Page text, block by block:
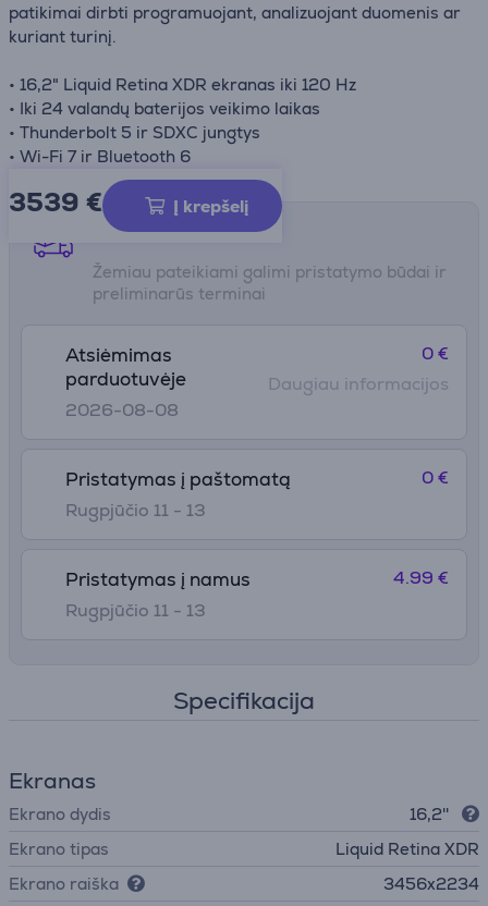
patikimai dirbti programuojant, analizuojant duomenis ar
kuriant turinį.
• 16,2" Liquid Retina XDR ekranas iki 120 Hz
• Iki 24 valandų baterijos veikimo laikas
• Thunderbolt 5 ir SDXC jungtys
• Wi-Fi 7 ir Bluetooth 6
3539 € Į krepšelį
Pristatymo būdai
Žemiau pateikiami galimi pristatymo būdai ir
preliminarūs terminai
Atsiėmimas
parduotuvėje
2026-08-08
0 €
Daugiau informacijos
Pristatymas į paštomatą
Rugpjūčio 11 - 13
0 €
Pristatymas į namus
Rugpjūčio 11 - 13
4.99 €
Specifikacija
Ekranas
Ekrano dydis
16,2''
Ekrano tipas
Liquid Retina XDR
Ekrano raiška
3456x2234